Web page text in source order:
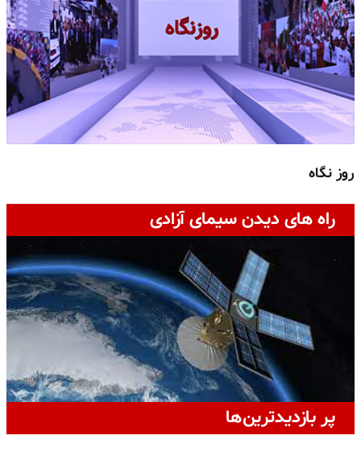
روز نگاه
راه های دیدن سیمای آزادی
پر بازدیدترین‌ها